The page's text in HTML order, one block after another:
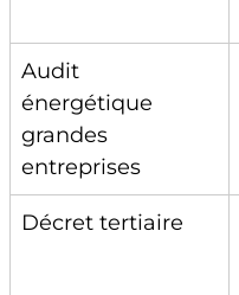
Audit
énergétique
grandes
entreprises
Décret tertiaire